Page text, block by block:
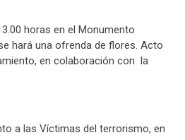
horas en el Monumento
hará una ofrenda de flores. Acto
en colaboración con la
a las Víctimas del terrorismo, en